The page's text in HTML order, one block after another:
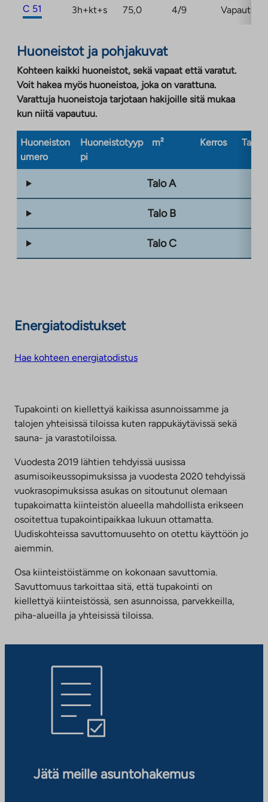
C 51 3h+kt+s 75,0 4/9
Huoneistot ja pohjakuvat
Kohteen kaikki huoneistot, sekä vapaat että varatut.
Voit hakea myös huoneistoa, joka on varattuna.
Varattuja huoneistoja tarjotaan hakijoille sitä mukaa
kun niitä vapautuu.
Huoneiston
umero
Huoneistotyyp
pi
m² Kerros
Talo A
Talo B
Talo C
Energiatodistukset
Hae kohteen energiatodistus
Tupakointi on kiellettyä kaikissa asunnoissamme ja
talojen yhteisissä tiloissa kuten rappukäytävissä sekä
sauna- ja varastotiloissa.
Vuodesta 2019 lähtien tehdyissä uusissa
asumisoikeussopimuksissa ja vuodesta 2020 tehdyissä
vuokrasopimuksissa asukas on sitoutunut olemaan
tupakoimatta kiinteistön alueella mahdollista erikseen
osoitettua tupakointipaikkaa lukuun ottamatta.
Uudiskohteissa savuttomuusehto on otettu käyttöön jo
aiemmin.
Osa kiinteistöistämme on kokonaan savuttomia.
Savuttomuus tarkoittaa sitä, että tupakointi on
kiellettyä kiinteistössä, sen asunnoissa, parvekkeilla,
piha-alueilla ja yhteisissä tiloissa.
Jätä meille asuntohakemus